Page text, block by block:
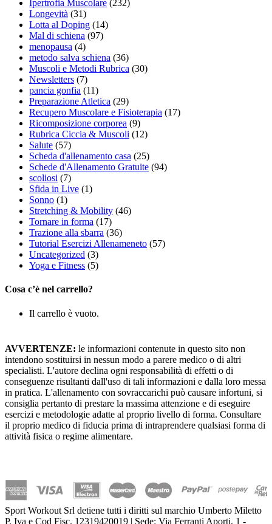
Ipertrofia Muscolare (232)
Longevità (31)
Lotta al Doping (14)
Mal di schiena (97)
menopausa (4)
metodo salva schiena (36)
Muscoli e Metodi Rubrica (30)
Newsletters (7)
pancia gonfia (11)
Preparazione Atletica (29)
Recupero Muscolare e Fisioterapia (17)
Ricomposizione corporea (9)
Rubrica Ciccia & Muscoli (12)
Salute (57)
Scheda d'allenamento casa (25)
Schede d'Allenamento Gratuite (94)
scoliosi (7)
Sfida in Live (1)
Sonno (1)
Stretching & Mobility (46)
Tornare in forma (17)
Trazione alla sbarra (36)
Tutorial Esercizi Allenameneto (57)
Uncategorized (3)
Yoga e Fitness (5)
Cosa c’è nel carrello?
Il carrello è vuoto.
AVVERTENZE: le informazioni contenute in questo sito non
intendono sostituirsi in nessun modo a parere medico o di altri
specialisti. L'autore declina ogni responsabilità di effetti o di
conseguenze risultanti dall'uso di tali informazioni e dalla loro messa
in pratica. L'allenamento con sovraccarichi può causare infortuni, si
consiglia pertanto di prestare la massima attenzione e di eseguire
esercizi e metodologie adatte al proprio livello di forma. Consultare
il proprio medico di fiducia prima di intraprendere qualsiasi forma di
attività fisica o regime alimentare.
Sport Workout Srl detiene tutti i diritti sul marchio Umberto Miletto
P. Iva e Cod Fisc. 12319420019 | Sede: Via Ferranti Aporti, 1 -